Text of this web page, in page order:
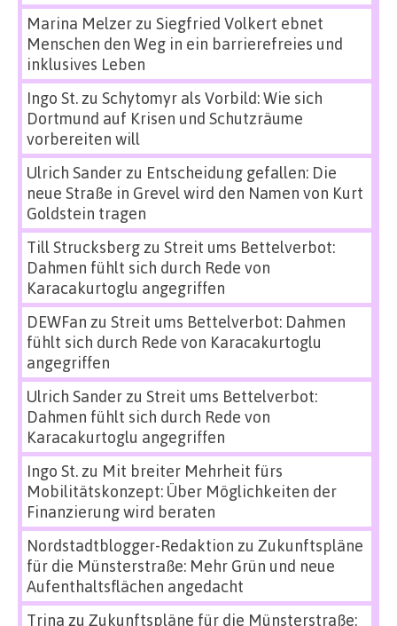
Marina Melzerzu Siegfried Volkert ebnet
Menschen den Weg in ein barrierefreies und
inklusives Leben
Ingo St.zu Schytomyr als Vorbild: Wie sich
Dortmund auf Krisen und Schutzräume
vorbereiten will
Ulrich Sanderzu Entscheidung gefallen: Die
neue Straße in Grevel wird den Namen von Kurt
Goldstein tragen
Till Strucksbergzu Streit ums Bettelverbot:
Dahmen fühlt sich durch Rede von
Karacakurtoglu angegriffen
DEWFan zu Streit ums Bettelverbot: Dahmen
fühlt sich durch Rede von Karacakurtoglu
angegriffen
Ulrich Sanderzu Streit ums Bettelverbot:
Dahmen fühlt sich durch Rede von
Karacakurtoglu angegriffen
Ingo St.zu Mit breiter Mehrheit fürs
Mobilitätskonzept: Über Möglichkeiten der
Finanzierung wird beraten
Nordstadtblogger-Redaktion zu Zukunftspläne
für die Münsterstraße: Mehr Grün und neue
Aufenthaltsflächen angedacht
Trina zu Zukunftspläne für die Münsterstraße: